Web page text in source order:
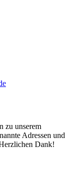
zu unserem
Adressen und
Dank!